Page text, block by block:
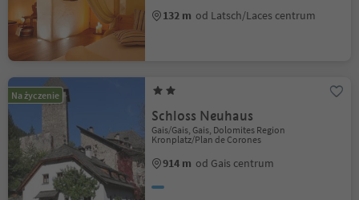
132 m od Latsch/Laces centrum
Na życzenie
Schloss Neuhaus
Gais/Gais, Gais, Dolomites Region
Kronplatz/Plan de Corones
914 m od Gais centrum